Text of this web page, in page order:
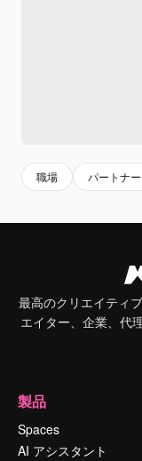
職場 パートナ
最高のクリエイティ
エイター、企業、代
製品
Spaces
AI アシスタント